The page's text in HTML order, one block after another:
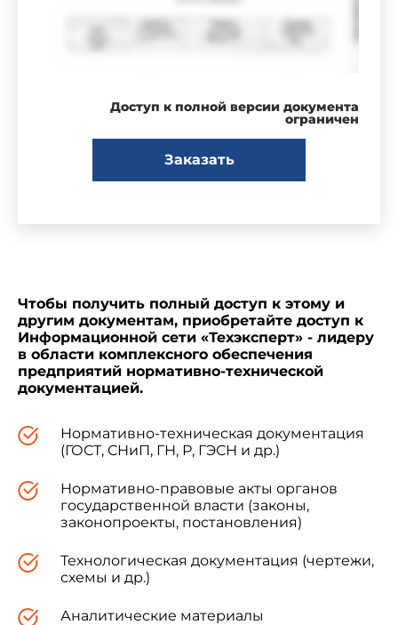
Доступ к полной версии документа
ограничен
Заказать
Чтобы получить полный доступ к этому и
другим документам, приобретайте доступ к
Информационной сети «Техэксперт» - лидеру
в области комплексного обеспечения
предприятий нормативно-технической
документацией.
Нормативно-техническая документация
(ГОСТ, СНиП, ГН, Р, ГЭСН и др.)
Нормативно-правовые акты органов
государственной власти (законы,
законопроекты, постановления)
Технологическая документация (чертежи,
схемы и др.)
Аналитические материалы